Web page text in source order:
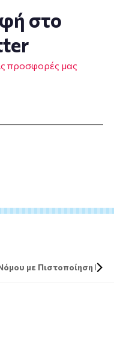
στο
προσφορές μας
με Πιστοποίηση DIN